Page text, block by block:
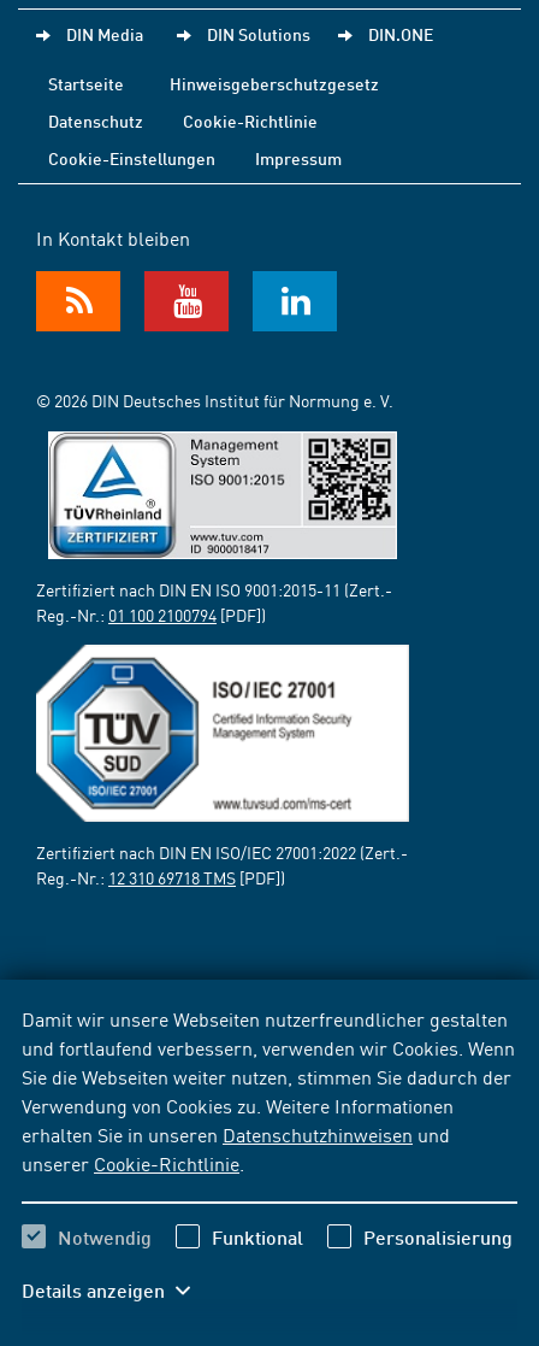
Damit wir unsere Webseiten nutzerfreundlicher gestalten
und fortlaufend verbessern, verwenden wir Cookies. Wenn
Sie die Webseiten weiter nutzen, stimmen Sie dadurch der
Verwendung von Cookies zu. Weitere Informationen
erhalten Sie in unseren Datenschutzhinweisen und
unserer Cookie-Richtlinie
Notwendig Funktional Personalisierung
Details anzeigen
DIN Media DIN Solutions DIN.ONE
Startseite
Hinweisgeberschutzgesetz
Datenschutz
Cookie-Richtlinie
Cookie-Einstellungen
Impressum
In Kontakt bleiben
© 2026 DIN Deutsches Institut für Normung e. V.
Zertifiziert nach DIN EN ISO 9001:2015-11 (Zert.-
Reg.-Nr.: 01 100 2100794 [PDF])
Zertifiziert nach DIN EN ISO/IEC 27001:2022 (Zert.-
Reg.-Nr.: 12 310 69718 TMS [PDF])